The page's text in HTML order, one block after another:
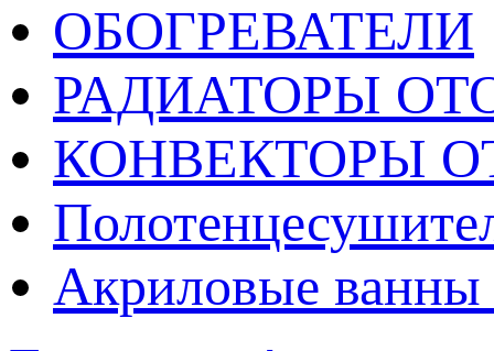
ОБОГРЕВАТЕЛИ
РАДИАТОРЫ
КОНВЕКТОРЫ
Акриловые ванны